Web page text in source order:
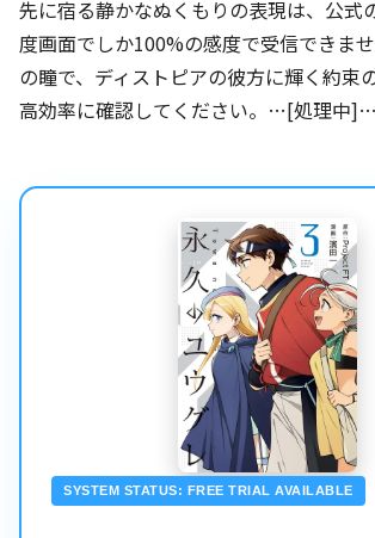
先に宿る静かなぬくもりの表現は、公式
度画面でしか100%の感度で受信できま
の瞳で、ディストピアの彼方に輝く約束
高効率に確認してください。…[処理中]…
SYSTEM STATUS: FREE TRIAL AVAILABLE